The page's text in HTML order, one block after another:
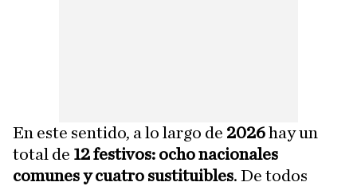
En este sentido, a lo largo de 2026hay un
total de 12 festivos: ocho nacionales
comunes y cuatro sustituibles. De todos